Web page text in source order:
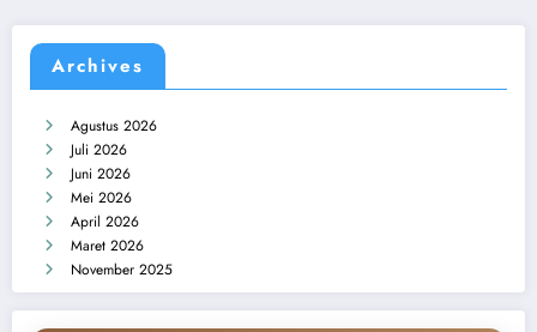
Archives
Agustus 2026
Juli 2026
Juni 2026
Mei 2026
April 2026
Maret 2026
November 2025